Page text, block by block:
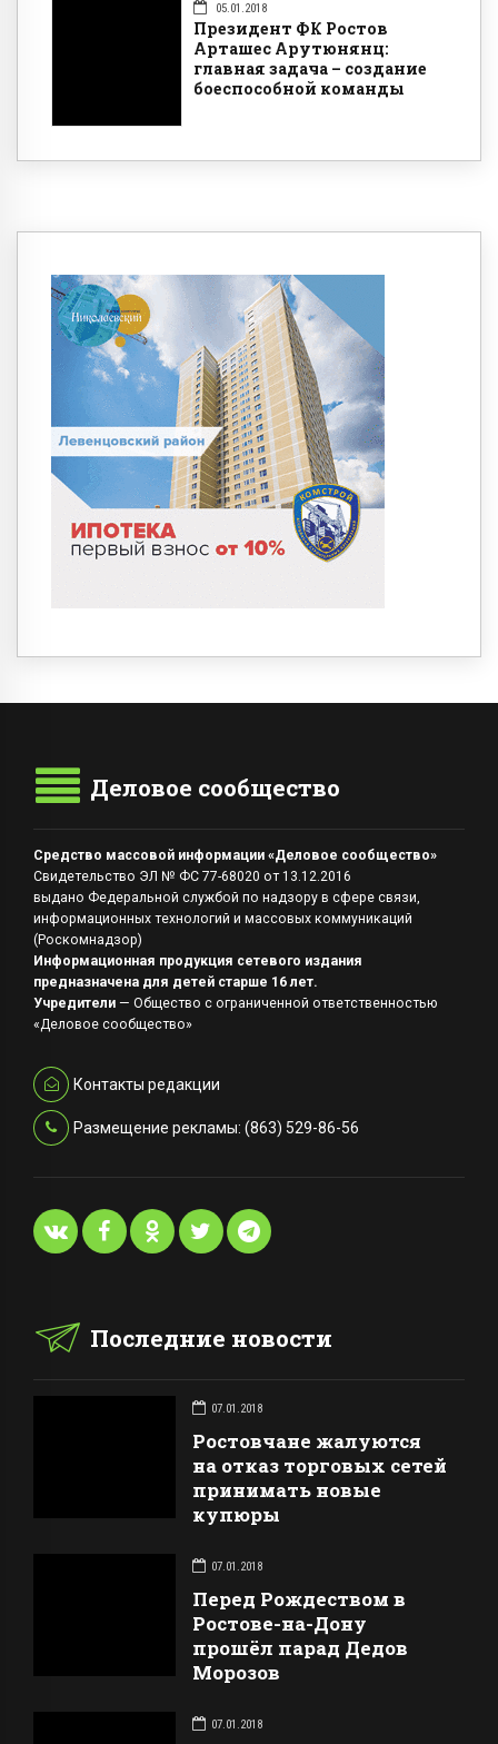
05.01.2018
Президент ФК Ростов
Арташес Арутюнянц:
главная задача – создание
боеспособной команды
Деловое сообщество
Средство массовой информации «Деловое сообщество»
Свидетельство ЭЛ № ФС 77-68020 от 13.12.2016
выдано Федеральной службой по надзору в сфере связи,
информационных технологий и массовых коммуникаций
(Роскомнадзор)
Информационная продукция сетевого издания
предназначена для детей старше 16 лет.
Учредители — Общество с ограниченной ответственностью
«Деловое сообщество»
Контакты редакции
Размещение рекламы: (863) 529-86-56
Последние новости
07.01.2018
Ростовчане жалуются
на отказ торговых сетей
принимать новые
купюры
07.01.2018
Перед Рождеством в
Ростове-на-Дону
прошёл парад Дедов
Морозов
07.01.2018